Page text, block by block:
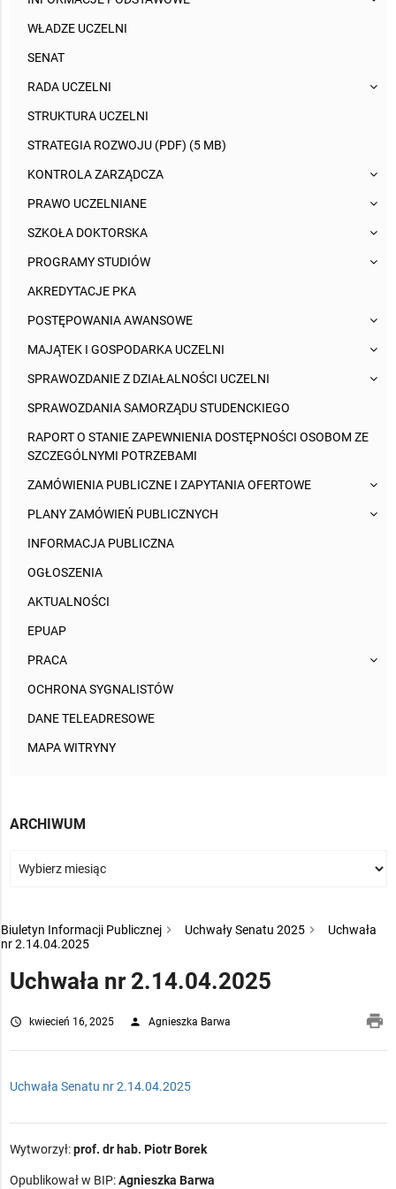
WŁADZE UCZELNI
SENAT
RADA UCZELNI
STRUKTURA UCZELNI
STRATEGIA ROZWOJU (PDF) (5 MB)
KONTROLA ZARZĄDCZA
PRAWO UCZELNIANE
SZKOŁA DOKTORSKA
PROGRAMY STUDIÓW
AKREDYTACJE PKA
POSTĘPOWANIA AWANSOWE
MAJĄTEK I GOSPODARKA UCZELNI
SPRAWOZDANIE Z DZIAŁALNOŚCI UCZELNI
SPRAWOZDANIA SAMORZĄDU STUDENCKIEGO
RAPORT O STANIE ZAPEWNIENIA DOSTĘPNOŚCI OSOBOM ZE
SZCZEGÓLNYMI POTRZEBAMI
ZAMÓWIENIA PUBLICZNE I ZAPYTANIA OFERTOWE
PLANY ZAMÓWIEŃ PUBLICZNYCH
INFORMACJA PUBLICZNA
OGŁOSZENIA
AKTUALNOŚCI
EPUAP
PRACA
OCHRONA SYGNALISTÓW
DANE TELEADRESOWE
MAPA WITRYNY
ARCHIWUM
Biuletyn Informacji Publicznej Uchwały Senatu 2025
Uchwała
nr 2.14.04.2025
Uchwała nr 2.14.04.2025
access_time kwiecień 16, 2025 person Agnieszka Barwa
Uchwała Senatu nr 2.14.04.2025
Wytworzył:prof. dr hab. Piotr Borek
Opublikował w BIP:Agnieszka Barwa